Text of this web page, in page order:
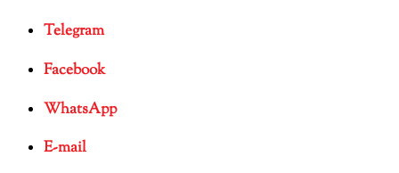
Telegram
Facebook
WhatsApp
E-mail